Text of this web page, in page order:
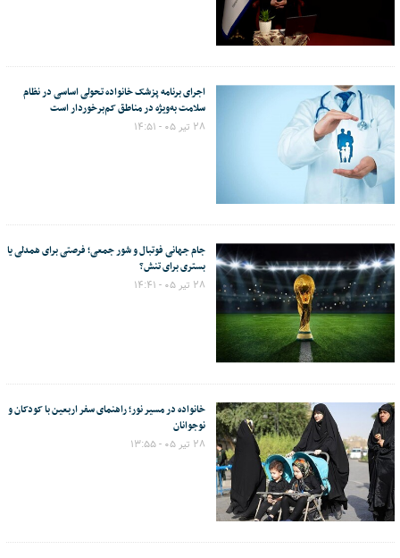
اجرای برنامه پزشک خانواده تحولی اساسی در نظام
سلامت به‌ویژه در مناطق کم‌برخوردار است
۲۸ تیر ۰۵ - ۱۴:۵۱
جام جهانی فوتبال و شور جمعی؛ فرصتی برای همدلی یا
بستری برای تنش؟
۲۸ تیر ۰۵ - ۱۴:۴۱
خانواده در مسیر نور؛ راهنمای سفر اربعین با کودکان و
نوجوانان
۲۸ تیر ۰۵ - ۱۳:۵۵